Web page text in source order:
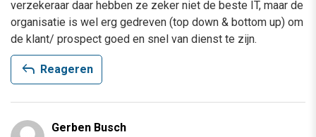
verzekeraar daar hebben ze zeker niet de beste IT, maar de
organisatie is wel erg gedreven (top down & bottom up) om
de klant/ prospect goed en snel van dienst te zijn.
reply Reageren
Gerben Busch